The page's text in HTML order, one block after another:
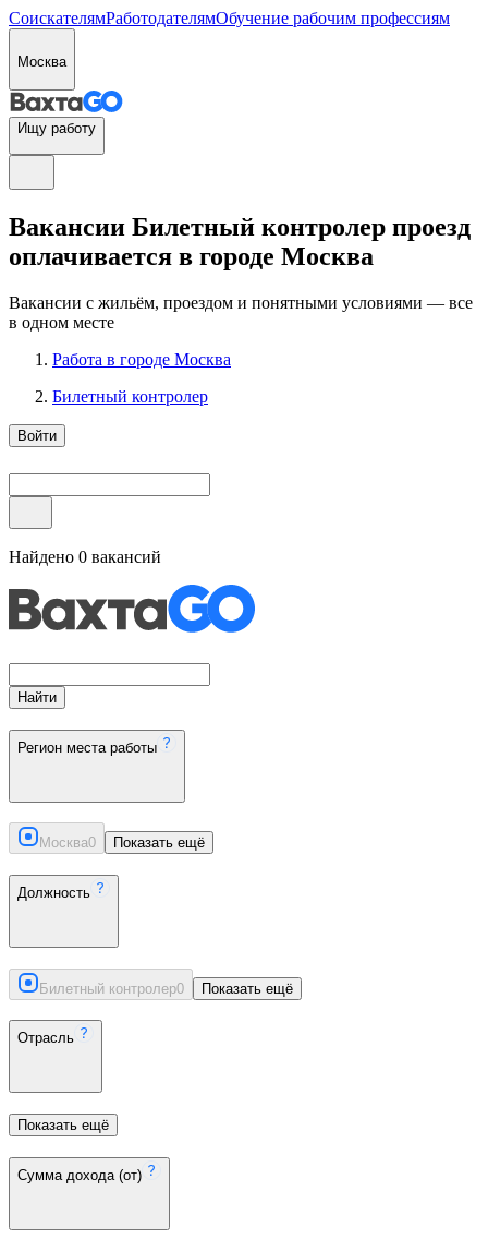
СоискателямРаботодателямОбучение рабочим профессиям
Москва
Ищу работу
Вакансии Билетный контролер проезд
оплачивается в городе Москва
Вакансии с жильём, проездом и понятными условиями — все
в одном месте
Работа в городе Москва
Билетный контролер
Войти
Найдено 0 вакансий
Найти
Регион места работы
Москва0 Показать ещё
Должность
Билетный контролер0 Показать ещё
Отрасль
Показать ещё
Сумма дохода (от)